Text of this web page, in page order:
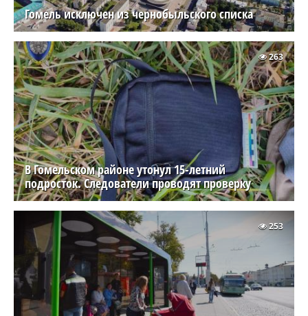
Гомель исключен из чернобыльского списка
В Гомельском районе утонул 15-летний
подросток. Следователи проводят проверку
263
253